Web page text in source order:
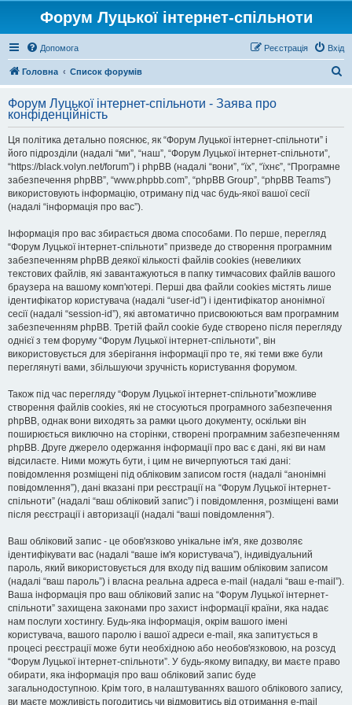
Форум Луцької інтернет-спільноти
Допомога Вхід
Реєстрація
Головна Список форумів
у
Форум Луцької інтернет-спільноти - Заява про
конфіденційність
Ця політика детально пояснює, як “Форум Луцької інтернет-спільноти” і
його підрозділи (надалі “ми”, “наш”, “Форум Луцької інтернет-спільноти”,
“https://black.volyn.net/forum”) і phpBB (надалі “вони”, “їх”, “їхнє”, “Програмне
забезпечення phpBB”, “www.phpbb.com”, “phpBB Group”, “phpBB Teams”)
використовують інформацію, отриману під час будь-якої вашої сесії
(надалі “інформація про вас”).
Інформація про вас збирається двома способами. По перше, перегляд
“Форум Луцької інтернет-спільноти” призведе до створення програмним
забезпеченням phpBB деякої кількості файлів cookies (невеликих
текстових файлів, які завантажуються в папку тимчасових файлів вашого
браузера на вашому комп'ютері. Перші два файли cookies містять лише
ідентифікатор користувача (надалі “user-id”) і ідентифікатор анонімної
сесії (надалі “session-id”), які автоматично присвоюються вам програмним
забезпеченням phpBB. Третій файл cookie буде створено після перегляду
однієї з тем форуму “Форум Луцької інтернет-спільноти”, він
використовується для зберігання інформації про те, які теми вже були
переглянуті вами, збільшуючи зручність користування форумом.
Також під час перегляду “Форум Луцької інтернет-спільноти”можливе
створення файлів cookies, які не стосуються програмного забезпечення
phpBB, однак вони виходять за рамки цього документу, оскільки він
поширюється виключно на сторінки, створені програмним забезпеченням
phpBB. Друге джерело одержання інформації про вас є дані, які ви нам
відсилаєте. Ними можуть бути, і цим не вичерпуються такі дані:
повідомлення розміщені під обліковим записом гостя (надалі “анонімні
повідомлення”), дані вказані при реєстрації на “Форум Луцької інтернет-
спільноти” (надалі “ваш обліковий запис”) і повідомлення, розміщені вами
після реєстрації і авторизації (надалі “ваші повідомлення”).
Ваш обліковий запис - це обов'язково унікальне ім'я, яке дозволяє
ідентифікувати вас (надалі “ваше ім'я користувача”), індивідуальний
пароль, який використовується для входу під вашим обліковим записом
(надалі “ваш пароль”) і власна реальна адреса e-mail (надалі “ваш e-mail”).
Ваша інформація про ваш обліковий запис на “Форум Луцької інтернет-
спільноти” захищена законами про захист інформації країни, яка надає
нам послуги хостингу. Будь-яка інформація, окрім вашого імені
користувача, вашого паролю і вашої адреси e-mail, яка запитується в
процесі реєстрації може бути необхідною або необов'язковою, на розсуд
“Форум Луцької інтернет-спільноти”. У будь-якому випадку, ви маєте право
обирати, яка інформація про ваш обліковий запис буде
загальнодоступною. Крім того, в налаштуваннях вашого облікового запису,
ви маєте можливість погодитись чи відмовитись від отримання e-mail